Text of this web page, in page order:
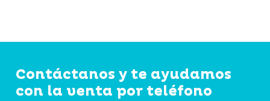
opciones
pueden
elegir
hasta
Contáctanos y te ayudamos
con la venta por teléfono